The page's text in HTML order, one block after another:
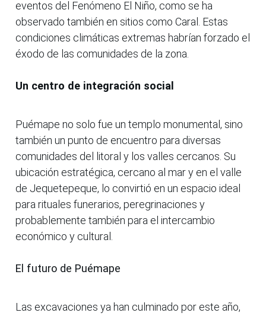
eventos del Fenómeno El Niño, como se ha
observado también en sitios como Caral. Estas
condiciones climáticas extremas habrían forzado el
éxodo de las comunidades de la zona.
Un centro de integración social
Puémape no solo fue un templo monumental, sino
también un punto de encuentro para diversas
comunidades del litoral y los valles cercanos. Su
ubicación estratégica, cercano al mar y en el valle
de Jequetepeque, lo convirtió en un espacio ideal
para rituales funerarios, peregrinaciones y
probablemente también para el intercambio
económico y cultural.
El futuro de Puémape
Las excavaciones ya han culminado por este año,